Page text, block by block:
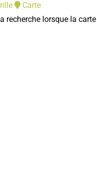
Carte
recherche lorsque la